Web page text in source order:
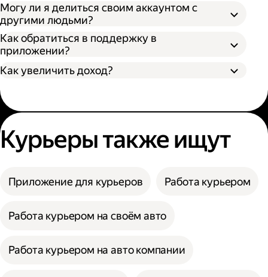
Могу ли я делиться своим аккаунтом с
другими людьми?
Как обратиться в поддержку в
приложении?
Как увеличить доход?
Курьеры также ищут
Приложение для курьеров Работа курьером
Работа курьером на своём авто
Работа курьером на авто компании